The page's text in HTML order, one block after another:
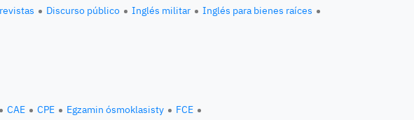
Discurso público Inglés militar Inglés para bienes raíces
CAE CPE Egzamin ósmoklasisty
FCE